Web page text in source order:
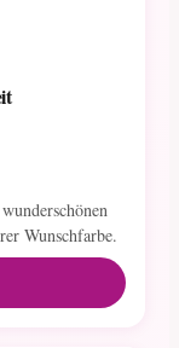
Wunschfarbe.